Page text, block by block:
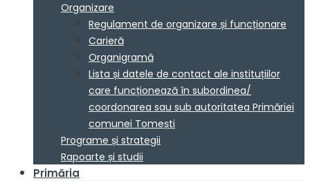
Organizare
Regulament de organizare și funcționare
Carieră
Organigramă
Lista și datele de contact ale instituțiilor
care funcționează în subordinea/
coordonarea sau sub autoritatea Primăriei
comunei Tomești
Programe și strategii
Rapoarte și studii
Primăria